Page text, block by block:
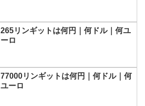
265リンギットは何円｜何ドル｜何ユ
ーロ
77000リンギットは何円｜何ドル｜何
ユーロ